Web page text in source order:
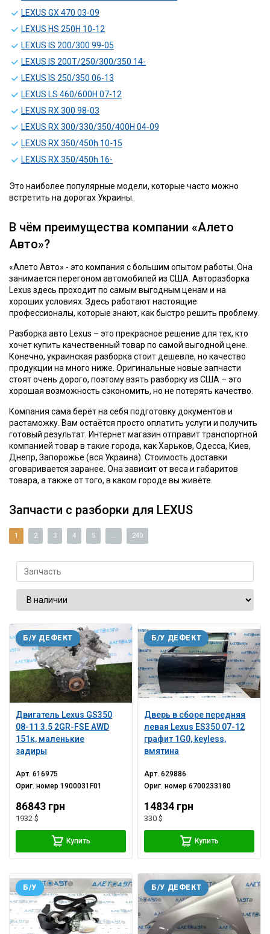
LEXUS GX 470 03-09
LEXUS HS 250H 10-12
LEXUS IS 200/300 99-05
LEXUS IS 200T/250/300/350 14-
LEXUS IS 250/350 06-13
LEXUS LS 460/600H 07-12
LEXUS RX 300 98-03
LEXUS RX 300/330/350/400H 04-09
LEXUS RX 350/450h 10-15
LEXUS RX 350/450h 16-
Это наиболее популярные модели, которые часто можно
встретить на дорогах Украины.
В чём преимущества компании «Алето
Авто»?
«Алето Авто» - это компания с большим опытом работы. Она
занимается перегоном автомобилей из США. Авторазборка
Lexus здесь проходит по самым выгодным ценам и на
хороших условиях. Здесь работают настоящие
профессионалы, которые знают, как быстро решить проблему.
Разборка авто Lexus – это прекрасное решение для тех, кто
хочет купить качественный товар по самой выгодной цене.
Конечно, украинская разборка стоит дешевле, но качество
продукции на много ниже. Оригинальные новые запчасти
стоят очень дорого, поэтому взять разборку из США – это
хорошая возможность сэкономить, но не потерять качество.
Компания сама берёт на себя подготовку документов и
растаможку. Вам остаётся просто оплатить услуги и получить
готовый результат. Интернет магазин отправит транспортной
компанией товар в такие города, как Харьков, Одесса, Киев,
Днепр, Запорожье (вся Украина). Стоимость доставки
оговаривается заранее. Она зависит от веса и габаритов
товара, а также от того, в каком городе вы живёте.
Запчасти с разборки для LEXUS
1 2 3 4 5 ... 240
Двигатель Lexus GS350
08-11 3.5 2GR-FSE AWD
151к, маленькие
задиры
Б/У ДЕФЕКТ
Арт.616975
Ориг. номер1900031F01
86843 грн
1932 $
Купить
Дверь в сборе передняя
левая Lexus ES350 07-12
графит 1G0, keyless,
вмятина
Б/У ДЕФЕКТ
Арт.629886
Ориг. номер6700233180
14834 грн
330 $
Купить
Б/У Б/У ДЕФЕКТ